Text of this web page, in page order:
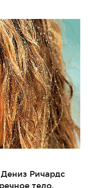
Ричардс
тело.